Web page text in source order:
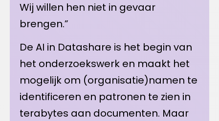
Wij willen hen niet in gevaar
brengen.”
De AI in Datashare is het begin van
het onderzoekswerk en maakt het
mogelijk om (organisatie)namen te
identificeren en patronen te zien in
terabytes aan documenten. Maar